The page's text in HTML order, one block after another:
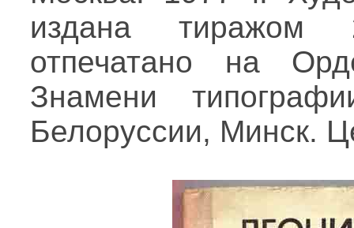
издана тиражом
отпечатано на
Знамени
Белоруссии, Минск.